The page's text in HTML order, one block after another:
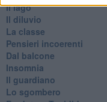
Il lago
Il diluvio
La classe
Pensieri incoerenti
Dal balcone
Insomnia
Il guardiano
Lo sgombero